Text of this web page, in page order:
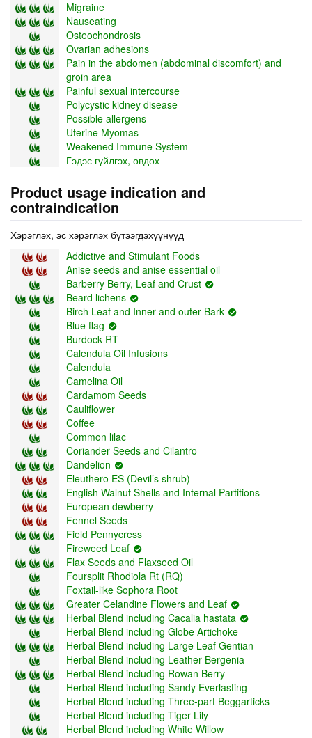
Migraine
Nauseating
Osteochondrosis
Ovarian adhesions
Pain in the abdomen (abdominal discomfort) and
groin area
Painful sexual intercourse
Polycystic kidney disease
Possible allergens
Uterine Myomas
Weakened Immune System
Гэдэс гүйлгэх, өвдөх
Product usage indication and
contraindication
Хэрэглэх, эс хэрэглэх бүтээгдэхүүнүүд
Addictive and Stimulant Foods
Anise seeds and anise essential oil
Barberry Berry, Leaf and Crust
Beard lichens
Birch Leaf and Inner and outer Bark
Blue flag
Burdock RT
Calendula Oil Infusions
Calendula
Camelina Oil
Cardаmom Seeds
Cauliflower
Coffee
Common lilac
Coriander Seeds and Cilantro
Dandelion
Eleuthero ES (Devil’s shrub)
English Walnut Shells and Internal Partitions
European dewberry
Fennel Seeds
Field Pennycress
Fireweed Leaf
Flax Seeds and Flaxseed Oil
Foursplit Rhodiola Rt (RQ)
Foxtail-like Sophora Root
Greater Celandine Flowers and Leaf
Herbal Blend including Cacalia hastata
Herbal Blend including Globe Artichoke
Herbal Blend including Large Leaf Gentian
Herbal Blend including Leather Bergenia
Herbal Blend including Rowan Berry
Herbal Blend including Sandy Everlasting
Herbal Blend including Three-part Beggarticks
Herbal Blend including Tiger Lily
Herbal Blend including White Willow